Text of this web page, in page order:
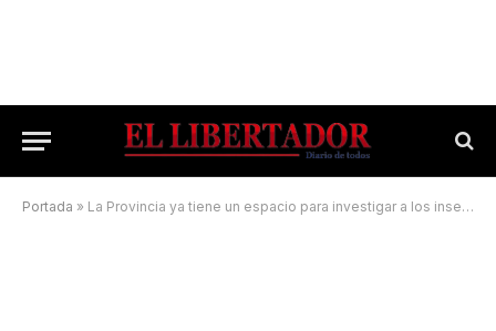
Portada » La Provincia ya tiene un espacio para investigar a los insectos vectores